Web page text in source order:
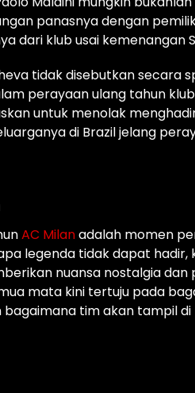
panasnya dengan
dari klub usai kemenangan
tidak disebutkan secara
perayaan ulang tahun
untuk menolak
di Brazil jelang
AC Milanadalah momen
legenda tidak dapat
nuansa nostalgia
mata kini tertuju pada
bagaimana tim akan tampil